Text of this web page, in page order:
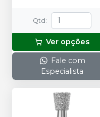
Qtd :
Ver opções
Fale com
Especialista